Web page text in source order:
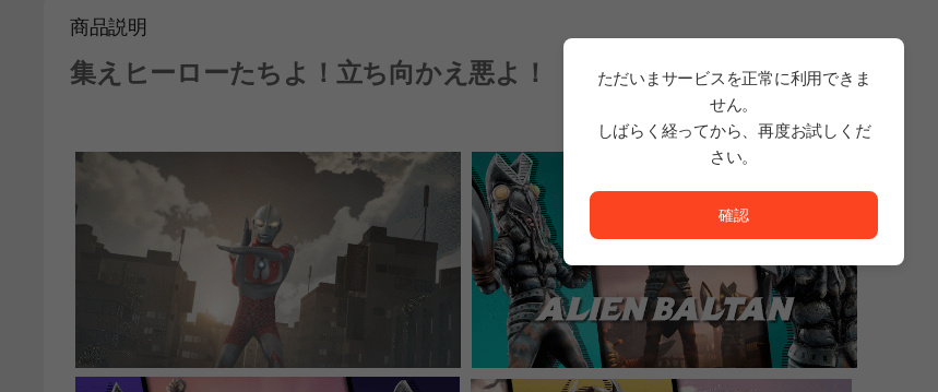
商品説明
集えヒーローたちよ！立ち向かえ悪よ！
ただいまサービスを正常に利用できま
せん。
しばらく経ってから、再度お試しくだ
さい。
確認